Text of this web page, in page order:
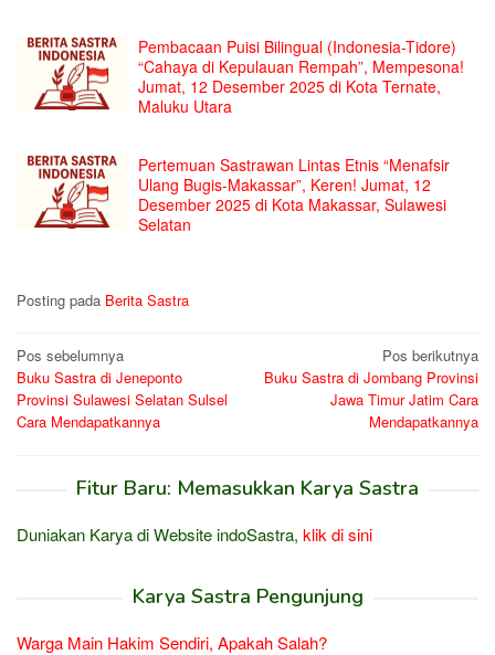
Pembacaan Puisi Bilingual (Indonesia-Tidore)
“Cahaya di Kepulauan Rempah”, Mempesona!
Jumat, 12 Desember 2025 di Kota Ternate,
Maluku Utara
Pertemuan Sastrawan Lintas Etnis “Menafsir
Ulang Bugis-Makassar”, Keren! Jumat, 12
Desember 2025 di Kota Makassar, Sulawesi
Selatan
Posting pada Berita Sastra
Navigasi
pos
Pos sebelumnya
Buku Sastra di Jeneponto
Provinsi Sulawesi Selatan Sulsel
Cara Mendapatkannya
Pos berikutnya
Buku Sastra di Jombang Provinsi
Jawa Timur Jatim Cara
Mendapatkannya
Fitur Baru: Memasukkan Karya Sastra
Duniakan Karya di Website indoSastra, klik di sini
Karya Sastra Pengunjung
Warga Main Hakim Sendiri, Apakah Salah?